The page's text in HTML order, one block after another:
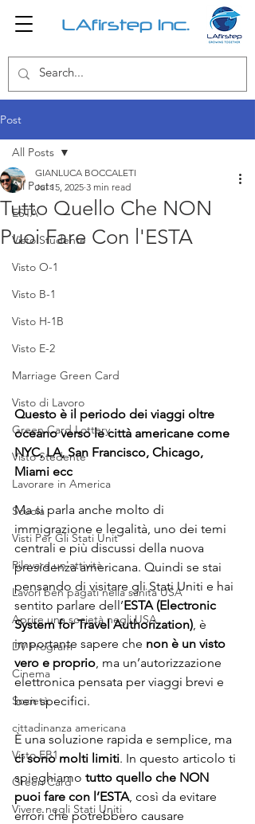
LAfirstep Inc.
Post
All Posts
ESTA
Visto Studente
Visto O-1
Visto B-1
Visto H-1B
Visto E-2
Marriage Green Card
Visto di Lavoro
Green Card Lottery
Visto Stedente
Lavorare in America
Scuola
Visti Per Gli Stati Unit
Rilevare un'attività
Lavori ben pagati nella sanità USA
Aprire una società negli USA
DV Program
Cinema
Società
cittadinanza americana
Visto EB1
Green Card
Vivere negli Stati Uniti
All Posts
Tutto Quello Che NON
Puoi Fare Con l'ESTA
GIANLUCA BOCCALETI
Jul 15, 2025 3 min read
Questo è il periodo dei viaggi oltre
oceano verso le città americane come
NYC, LA, San Francisco, Chicago,
Miami ecc
Ma si parla anche molto di
immigrazione e legalità, uno dei temi
centrali e più discussi della nuova
presidenza americana. Quindi se stai
pensando di visitare gli Stati Uniti e hai
sentito parlare dell’ESTA (Electronic
System for Travel Authorization), è
importante sapere che non è un visto
vero e proprio, ma un’autorizzazione
elettronica pensata per viaggi brevi e
ben specifici.
È una soluzione rapida e semplice, ma
ci sono molti limiti. In questo articolo ti
spieghiamo tutto quello che NON
puoi fare con l’ESTA, così da evitare
errori che potrebbero causare